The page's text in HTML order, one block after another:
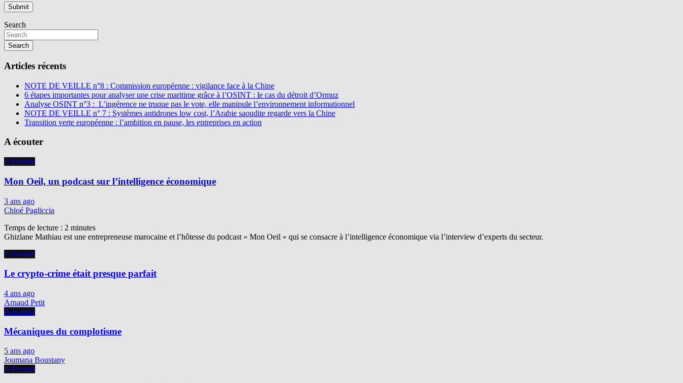
Search
Search
Articles récents
NOTE DE VEILLE n°8 : Commission européenne : vigilance face à la Chine
6 étapes importantes pour analyser une crise maritime grâce à l’OSINT : le cas du détroit d’Ormuz
Analyse OSINT n°3 : L’ingérence ne truque pas le vote, elle manipule l’environnement informationnel
NOTE DE VEILLE n° 7 : Systèmes antidrones low cost, l’Arabie saoudite regarde vers la Chine
Transition verte européenne : l’ambition en pause, les entreprises en action
A écouter
A écouter
Mon Oeil, un podcast sur l’intelligence économique
3 ans ago
Chloé Pagliccia
Temps de lecture : 2 minutes
Ghizlane Mathiau est une entrepreneuse marocaine et l’hôtesse du podcast « Mon Oeil » qui se consacre à l’intelligence économique via l’interview d’experts du secteur.
A écouter
Le crypto-crime était presque parfait
4 ans ago
Arnaud Petit
A écouter
Mécaniques du complotisme
5 ans ago
Joumana Boustany
A écouter